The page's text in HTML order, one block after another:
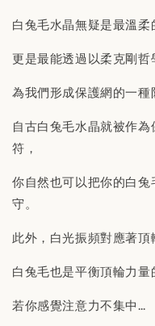
白兔毛水晶無疑是最溫柔
更是最能透過以柔克剛哲
為我們形成保護網的一種
自古白兔毛水晶就被作
符，
你自然也可以把你的白
守。
此外，白光振頻對應著頂
白兔毛也是平衡頂輪力量
若你感覺注意力不集中…